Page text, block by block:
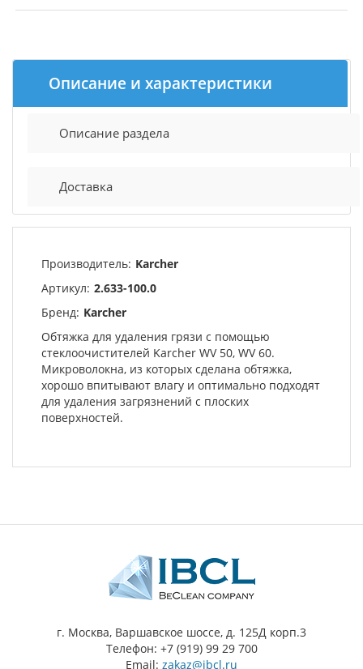
Описание и характеристики
Описание раздела
Доставка
Производитель: Karcher
Артикул: 2.633-100.0
Бренд: Karcher
Обтяжка для удаления грязи с помощью
стеклоочистителей Karcher WV 50, WV 60.
Микроволокна, из которых сделана обтяжка,
хорошо впитывают влагу и оптимально подходят
для удаления загрязнений с плоских
поверхностей.
г. Москва, Варшавское шоссе, д. 125Д корп.3
Телефон: +7 (919) 99 29 700
Email: zakaz@ibcl.ru